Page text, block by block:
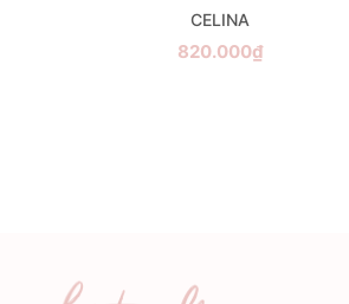
CELINA
820.000₫